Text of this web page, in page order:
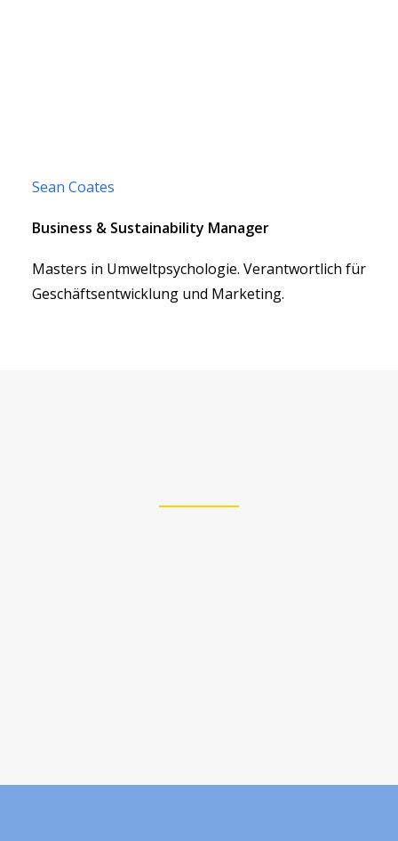
Sean Coates
Business & Sustainability Manager
Masters in Umweltpsychologie. Verantwortlich für
Geschäftsentwicklung und Marketing.